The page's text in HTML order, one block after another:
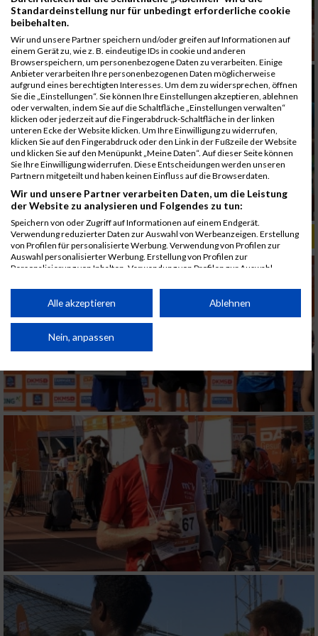
ALBUM B2RUN MÜNCHEN, B2RUN / 16.07.2019
Standardeinstellung nur für unbedingt erforderliche cookie
beibehalten.
Wir und unsere Partner speichern und/oder greifen auf Informationen auf
einem Gerät zu, wie z. B. eindeutige IDs in cookie und anderen
Browserspeichern, um personenbezogene Daten zu verarbeiten. Einige
Anbieter verarbeiten Ihre personenbezogenen Daten möglicherweise
aufgrund eines berechtigten Interesses. Um dem zu widersprechen, öffnen
Sie die „Einstellungen“. Sie können Ihre Einstellungen akzeptieren, ablehnen
oder verwalten, indem Sie auf die Schaltfläche „Einstellungen verwalten“
klicken oder jederzeit auf die Fingerabdruck-Schaltfläche in der linken
unteren Ecke der Website klicken. Um Ihre Einwilligung zu widerrufen,
klicken Sie auf den Fingerabdruck oder den Link in der Fußzeile der Website
und klicken Sie auf den Menüpunkt „Meine Daten“. Auf dieser Seite können
Sie Ihre Einwilligung widerrufen. Diese Entscheidungen werden unseren
Partnern mitgeteilt und haben keinen Einfluss auf die Browserdaten.
Wir und unsere Partner verarbeiten Daten, um die Leistung
der Website zu analysieren und Folgendes zu tun:
Speichern von oder Zugriff auf Informationen auf einem Endgerät.
Verwendung reduzierter Daten zur Auswahl von Werbeanzeigen. Erstellung
von Profilen für personalisierte Werbung. Verwendung von Profilen zur
Auswahl personalisierter Werbung. Erstellung von Profilen zur
Personalisierung von Inhalten. Verwendung von Profilen zur Auswahl
Performance von Inhalten. Analyse von Zielgruppen durch Statistiken oder
Kombinationen von Daten aus verschiedenen Quellen. Entwicklung und
von Inhalten.
Daten können außerhalb der Europäischen Union weitergegeben und in die
Website/App.
Partnerliste anzeigen (1 IAB-Anbieter)
Wir nutzen Ihre Daten für folgende Zwecke:
IAB-Verarbeitungszwecke:
Speichern von oder Zugriff auf Informationen
auf einem Endgerät
Verwendung reduzierter Daten zur Auswahl
von Werbeanzeigen
Erstellung von Profilen für personalisierte
Werbung
Verwendung von Profilen zur Auswahl
personalisierter Werbung
Alle akzeptieren Ablehnen
Nein, anpassen